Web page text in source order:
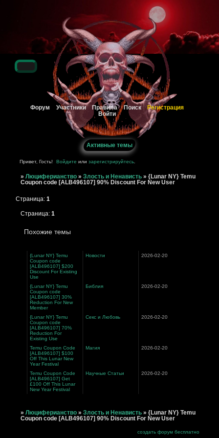
Форум Участники Правила Поиск Регистрация
Войти
Активные темы
Привет, Гость! Войдите илизарегистрируйтесь
» Люциферианство » Злость и Ненависть » {Lunar NY} Temu
Coupon code [ALB496107] 90% Discount For New User
Страница:1
Страница: 1
Похожие темы
{Lunar NY} Temu
Coupon code
[ALB496107] $200
Discount For Existing
Use
Новости 2026-02-20
{Lunar NY} Temu
Coupon code
[ALB496107] 30%
Reduction For New
Member
Библия 2026-02-20
{Lunar NY} Temu
Coupon code
[ALB496107] 70%
Reduction For
Existing Use
Секс и Любовь 2026-02-20
Temu Coupon Code
[ALB496107] $100
Off This Lunar New
Year Festival
Магия 2026-02-20
Temu Coupon Code
[ALB496107] Get
£100 Off This Lunar
New Year Festival
Научные Статьи 2026-02-20
» Люциферианство » Злость и Ненависть » {Lunar NY} Temu
Coupon code [ALB496107] 90% Discount For New User
создать форум бесплатно